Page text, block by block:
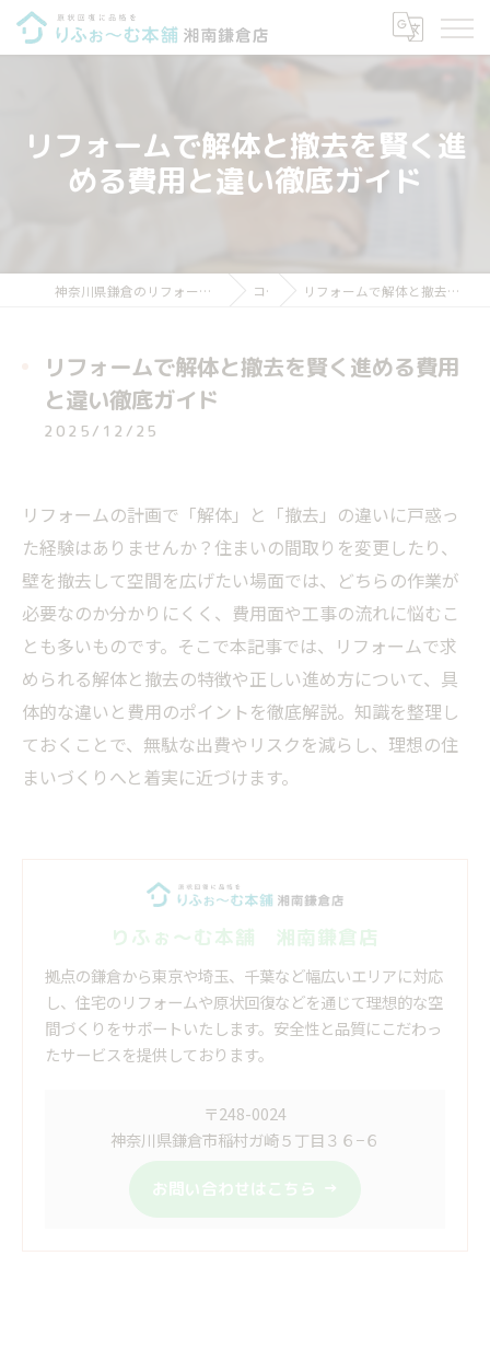
リフォームで解体と撤去を賢く進
める費用と違い徹底ガイド
神奈川県鎌倉のリフォームならりふぉ～む本舗 湘南鎌倉店 コラム リフォームで解体と撤去を賢く進める費用と違い徹底ガイド
リフォームで解体と撤去を賢く進める費用
と違い徹底ガイド
2025/12/25
リフォームの計画で「解体」と「撤去」の違いに戸惑っ
た経験はありませんか？住まいの間取りを変更したり、
壁を撤去して空間を広げたい場面では、どちらの作業が
必要なのか分かりにくく、費用面や工事の流れに悩むこ
とも多いものです。そこで本記事では、リフォームで求
められる解体と撤去の特徴や正しい進め方について、具
体的な違いと費用のポイントを徹底解説。知識を整理し
ておくことで、無駄な出費やリスクを減らし、理想の住
まいづくりへと着実に近づけます。
りふぉ～む本舗 湘南鎌倉店
拠点の鎌倉から東京や埼玉、千葉など幅広いエリアに対応
し、住宅のリフォームや原状回復などを通じて理想的な空
間づくりをサポートいたします。安全性と品質にこだわっ
たサービスを提供しております。
〒248-0024
神奈川県鎌倉市稲村ガ崎５丁目３６−６
お問い合わせはこちら